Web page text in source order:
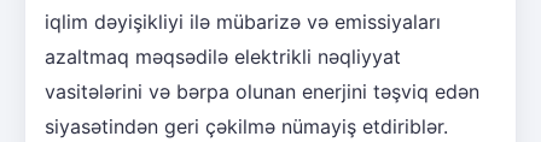
iqlim dəyişikliyi ilə mübarizə və emissiyaları
azaltmaq məqsədilə elektrikli nəqliyyat
vasitələrini və bərpa olunan enerjini təşviq edən
siyasətindən geri çəkilmə nümayiş etdiriblər.